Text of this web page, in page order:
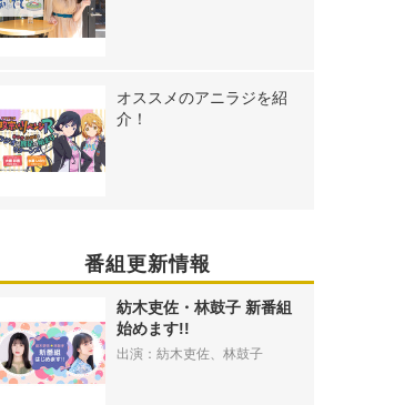
オススメのアニラジを紹
介！
番組更新情報
紡木吏佐・林鼓子 新番組
始めます!!
出演：紡木吏佐、林鼓子